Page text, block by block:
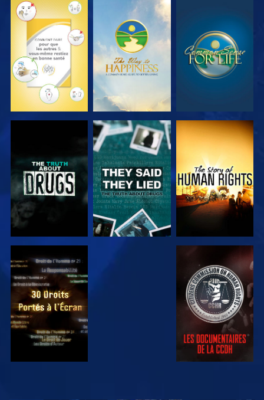
REGARDER REGARDER REGARDER
REGARDER REGARDER
REGARDER REGARDER